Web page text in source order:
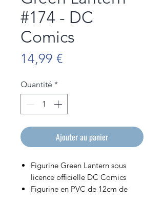
#174 - DC
Comics
14,99 €Prix
Quantité *
Ajouter au panier
Figurine Green Lantern sous
licence officielle DC Comics
Figurine en PVC de 12cm de